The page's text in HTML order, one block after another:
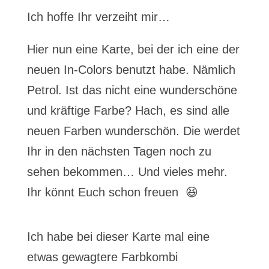
Ich hoffe Ihr verzeiht mir…
Hier nun eine Karte, bei der ich eine der
neuen In-Colors benutzt habe. Nämlich
Petrol. Ist das nicht eine wunderschöne
und kräftige Farbe? Hach, es sind alle
neuen Farben wunderschön. Die werdet
Ihr in den nächsten Tagen noch zu
sehen bekommen… Und vieles mehr.
Ihr könnt Euch schon freuen 😆
Ich habe bei dieser Karte mal eine
etwas gewagtere Farbkombi